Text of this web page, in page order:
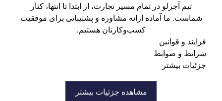
تیم آجرلو در تمام مسیر تجارت، از ابتدا تا انتها، کنار
شماست. ما آماده ارائه مشاوره و پشتیبانی برای موفقیت
کسب‌وکارتان هستیم.
فرایند و قوانین
شرایط و ضوابط
جزئیات بیشتر
مشاهده جزئیات بیشتر